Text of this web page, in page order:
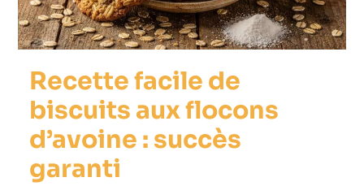
Recette facile de
biscuits aux flocons
d’avoine : succès
garanti